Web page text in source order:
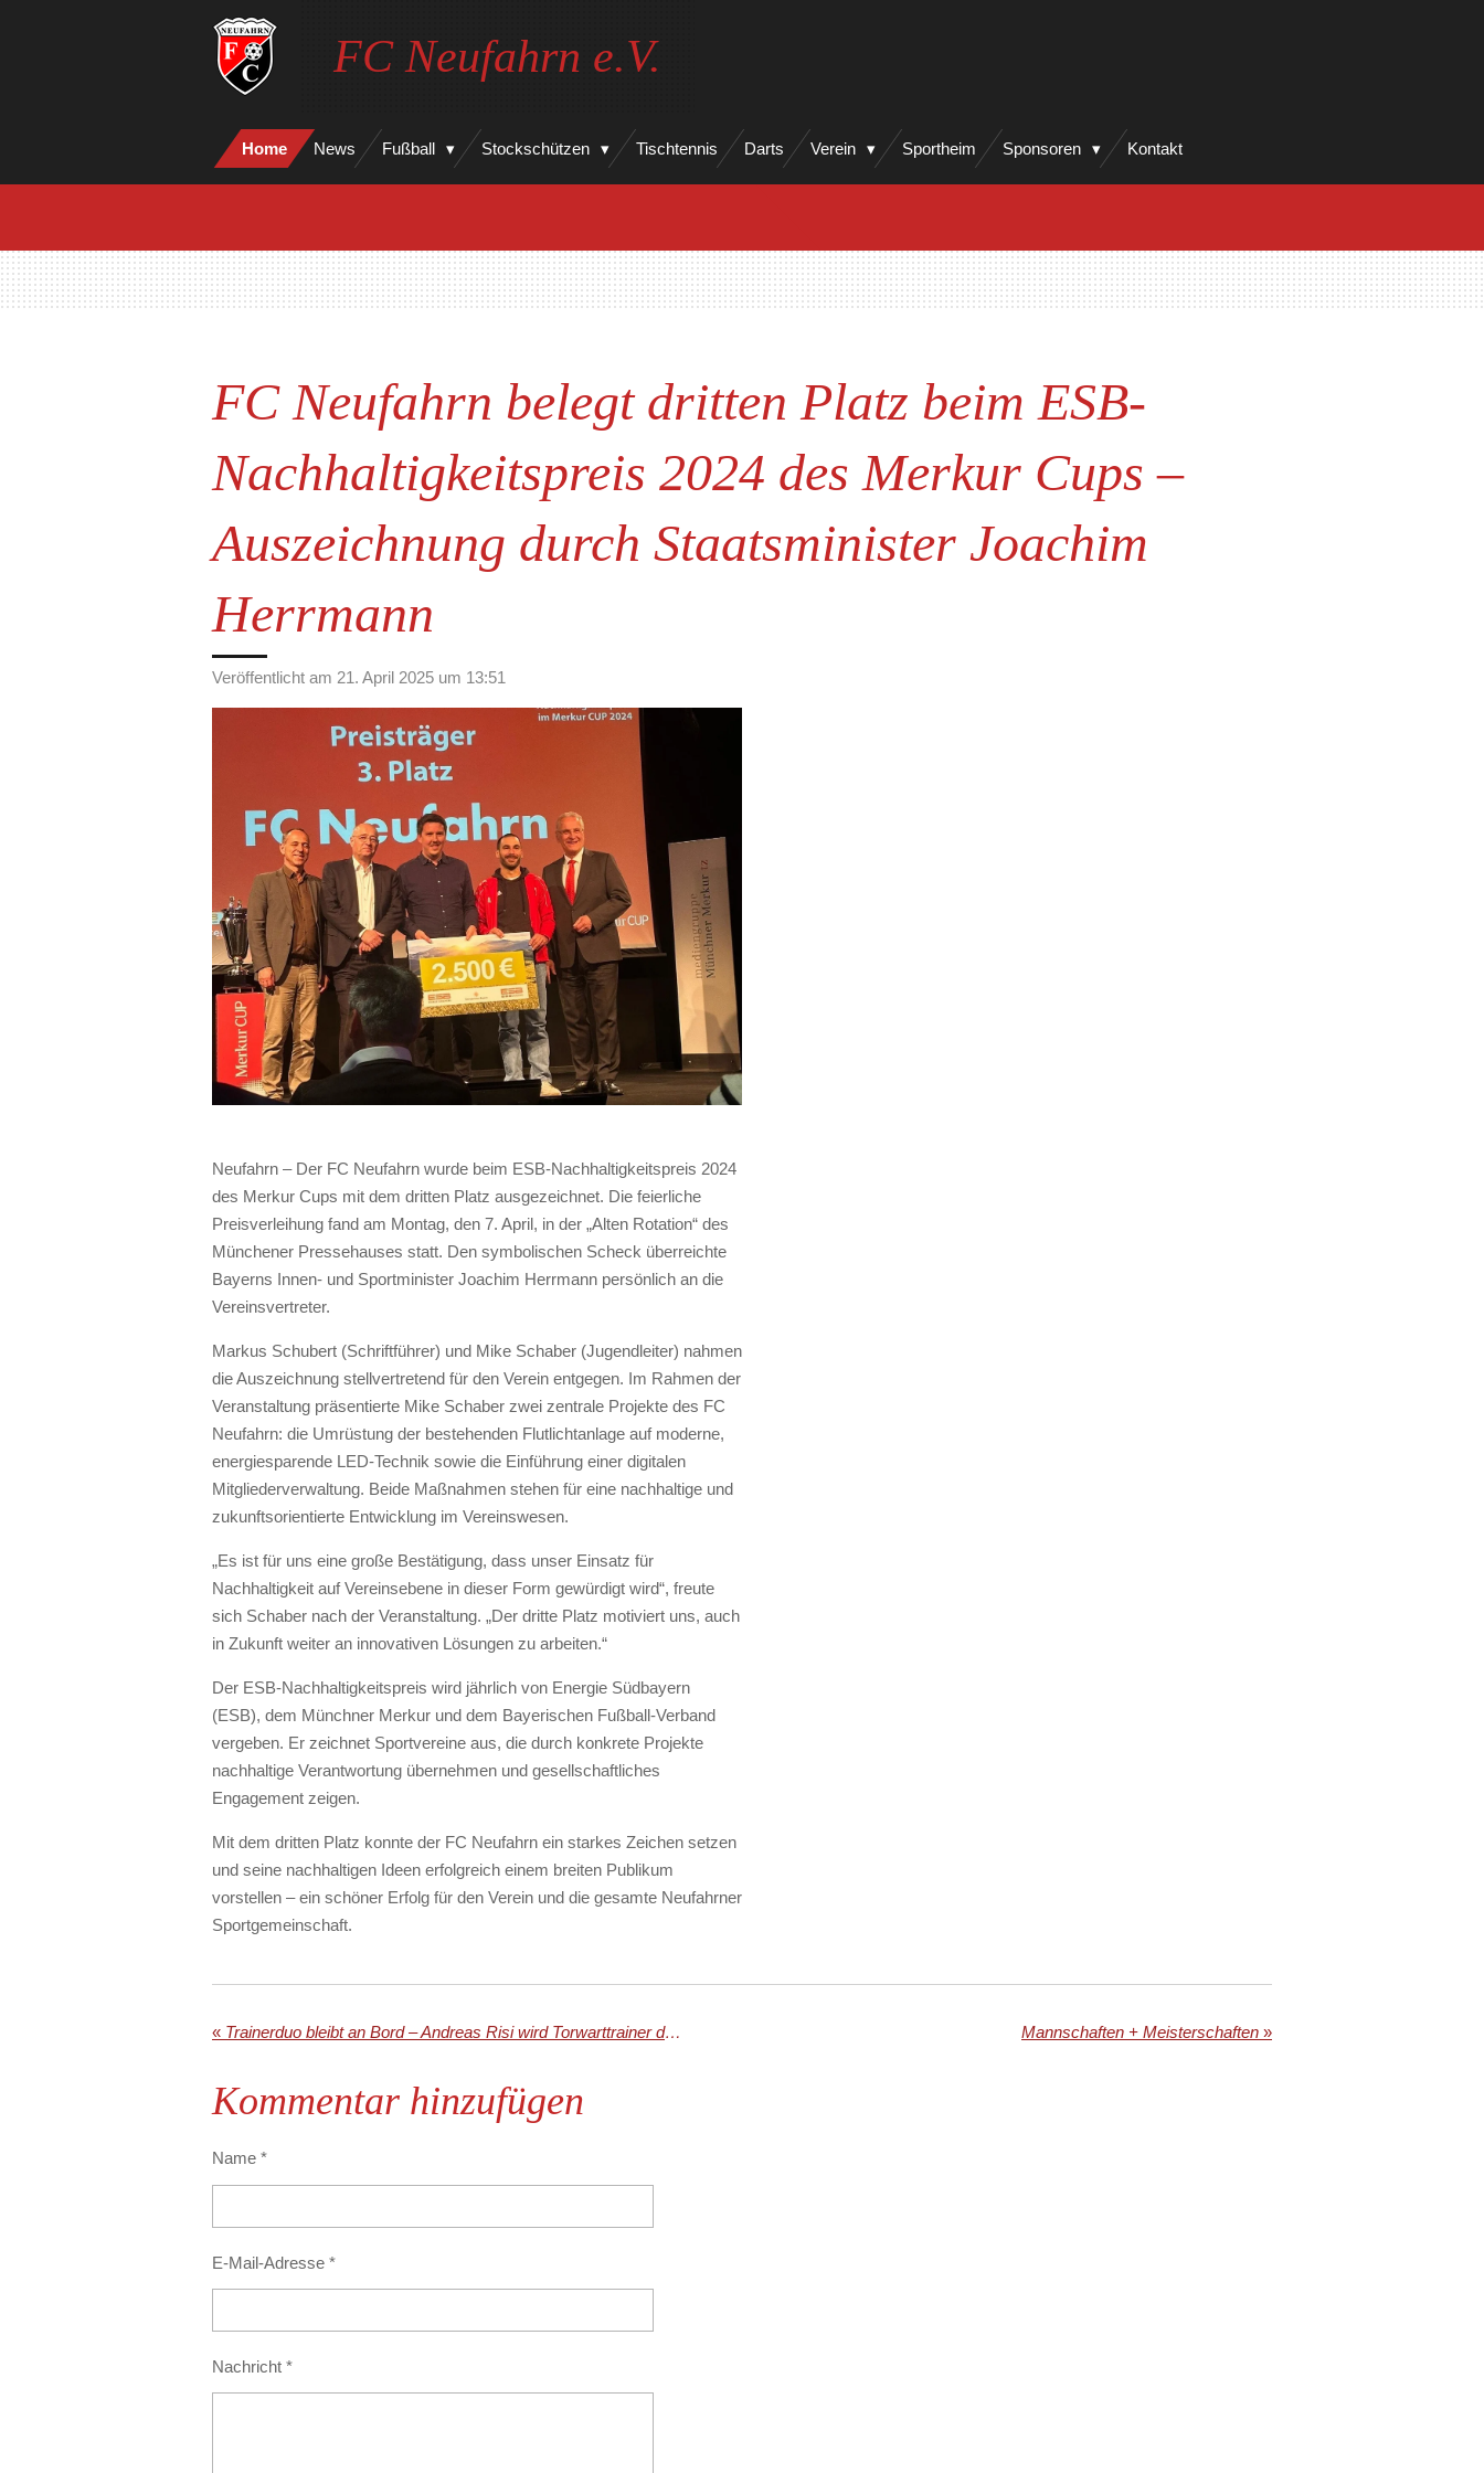
FC Neufahrn e.V.
Home News Fußball Stockschützen Tischtennis Darts Verein Sportheim Sponsoren Kontakt
FC Neufahrn belegt dritten Platz beim ESB-
Nachhaltigkeitspreis 2024 des Merkur Cups –
Auszeichnung durch Staatsminister Joachim
Herrmann
Veröffentlicht am 21. April 2025 um 13:51
Neufahrn – Der FC Neufahrn wurde beim ESB-Nachhaltigkeitspreis 2024
des Merkur Cups mit dem dritten Platz ausgezeichnet. Die feierliche
Preisverleihung fand am Montag, den 7. April, in der „Alten Rotation“ des
Münchener Pressehauses statt. Den symbolischen Scheck überreichte
Bayerns Innen- und Sportminister Joachim Herrmann persönlich an die
Vereinsvertreter.
Markus Schubert (Schriftführer) und Mike Schaber (Jugendleiter) nahmen
die Auszeichnung stellvertretend für den Verein entgegen. Im Rahmen der
Veranstaltung präsentierte Mike Schaber zwei zentrale Projekte des FC
Neufahrn: die Umrüstung der bestehenden Flutlichtanlage auf moderne,
energiesparende LED-Technik sowie die Einführung einer digitalen
Mitgliederverwaltung. Beide Maßnahmen stehen für eine nachhaltige und
zukunftsorientierte Entwicklung im Vereinswesen.
„Es ist für uns eine große Bestätigung, dass unser Einsatz für
Nachhaltigkeit auf Vereinsebene in dieser Form gewürdigt wird“, freute
sich Schaber nach der Veranstaltung. „Der dritte Platz motiviert uns, auch
in Zukunft weiter an innovativen Lösungen zu arbeiten.“
Der ESB-Nachhaltigkeitspreis wird jährlich von Energie Südbayern
(ESB), dem Münchner Merkur und dem Bayerischen Fußball-Verband
vergeben. Er zeichnet Sportvereine aus, die durch konkrete Projekte
nachhaltige Verantwortung übernehmen und gesellschaftliches
Engagement zeigen.
Mit dem dritten Platz konnte der FC Neufahrn ein starkes Zeichen setzen
und seine nachhaltigen Ideen erfolgreich einem breiten Publikum
vorstellen – ein schöner Erfolg für den Verein und die gesamte Neufahrner
Sportgemeinschaft.
« Trainerduo bleibt an Bord – Andreas Risi wird Torwarttrainer der Zweiten Mannschaften + Meisterschaften »
Kommentar hinzufügen
Name *
E-Mail-Adresse *
Nachricht *